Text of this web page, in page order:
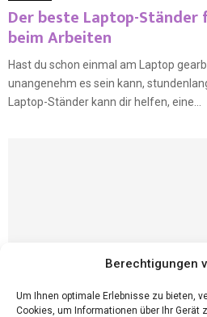
Berechtigungen
Um Ihnen optimale Erlebnisse zu bieten,
Cookies, um Informationen über Ihr Gerät
Der beste Laptop-
beim Arbeiten
Hast du schon einmal am Laptop
unangenehm es sein kann,
Laptop-Ständer kann dir helfen, eine...